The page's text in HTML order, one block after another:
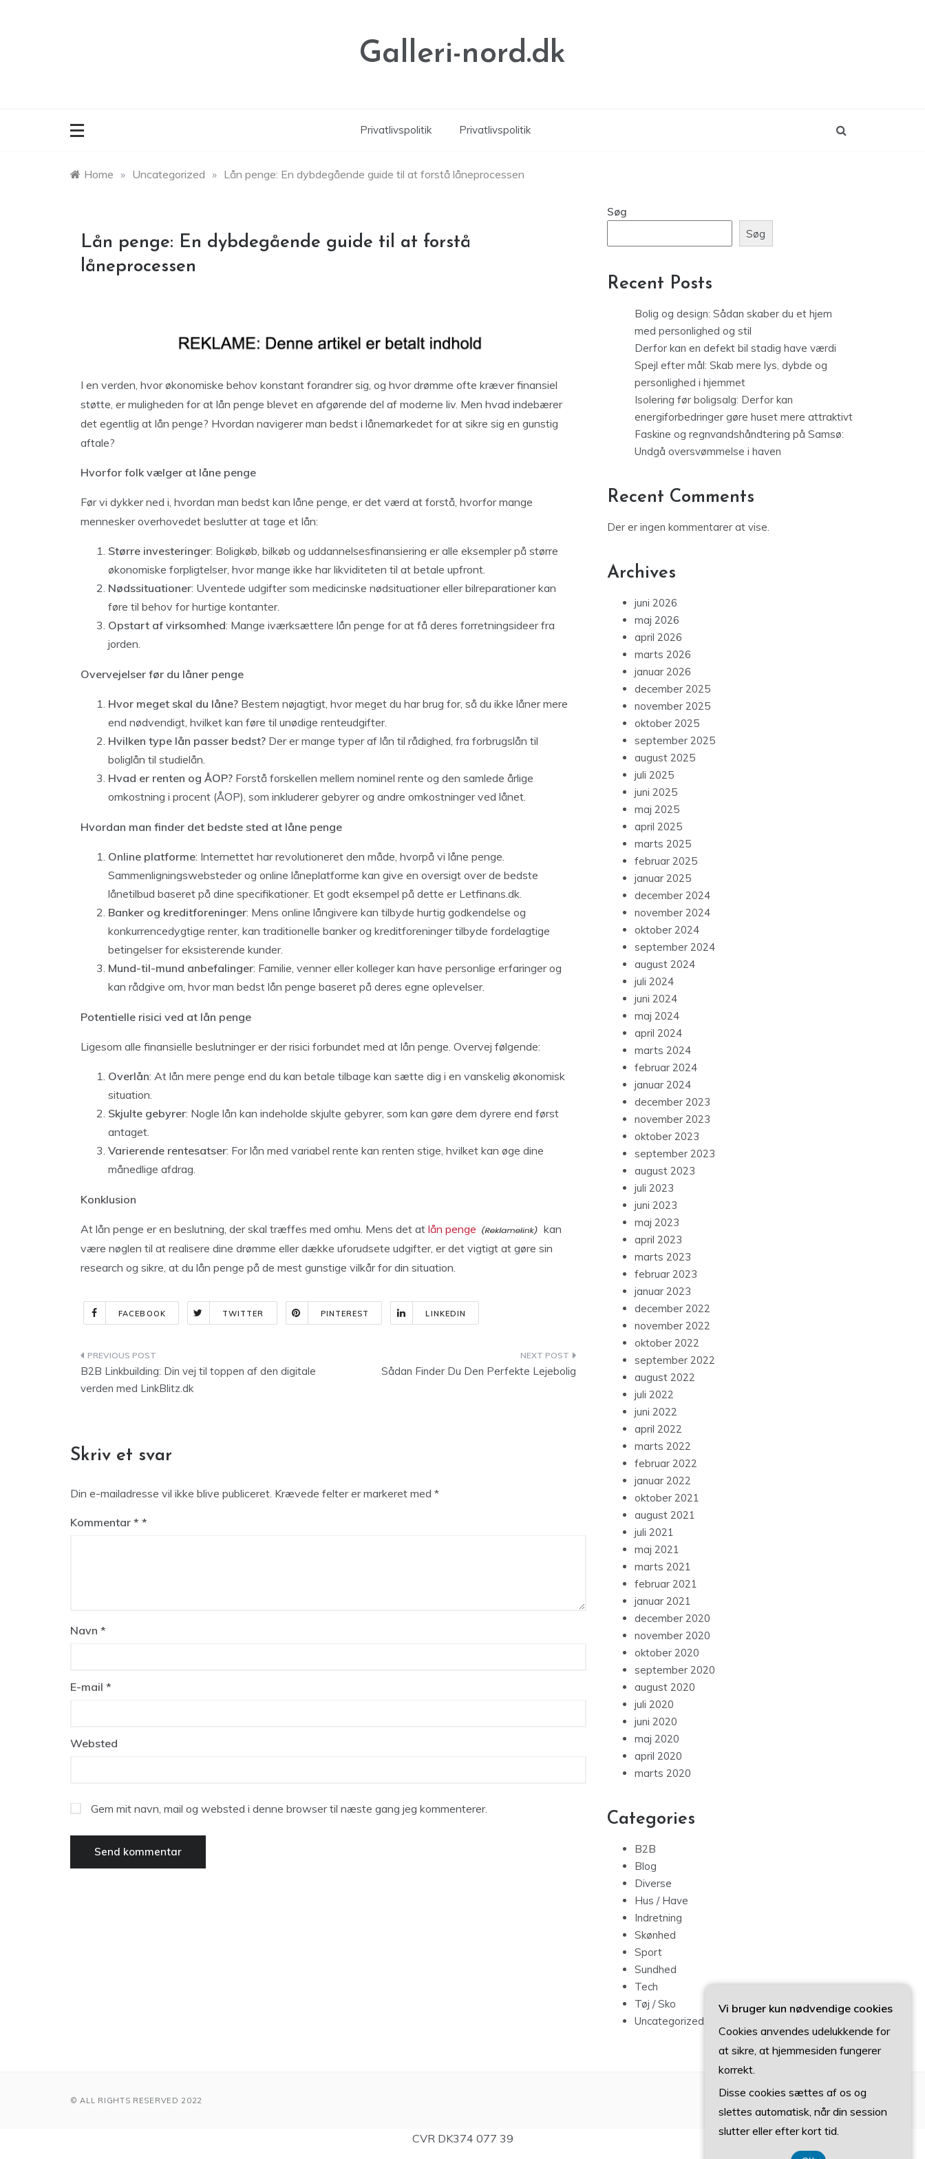
Galleri-nord.dk
Privatlivspolitik Privatlivspolitik
Home » Uncategorized » Lån penge: En dybdegående guide til at forstå låneprocessen
Lån penge: En dybdegående guide til at forstå
låneprocessen
I en verden, hvor økonomiske behov konstant forandrer sig, og hvor drømme ofte kræver finansiel
støtte, er muligheden for at lån penge blevet en afgørende del af moderne liv. Men hvad indebærer
det egentlig at lån penge? Hvordan navigerer man bedst i lånemarkedet for at sikre sig en gunstig
aftale?
Hvorfor folk vælger at låne penge
Før vi dykker ned i, hvordan man bedst kan låne penge, er det værd at forstå, hvorfor mange
mennesker overhovedet beslutter at tage et lån:
Større investeringer: Boligkøb, bilkøb og uddannelsesfinansiering er alle eksempler på større
økonomiske forpligtelser, hvor mange ikke har likviditeten til at betale upfront.
Nødssituationer: Uventede udgifter som medicinske nødsituationer eller bilreparationer kan
føre til behov for hurtige kontanter.
Opstart af virksomhed: Mange iværksættere lån penge for at få deres forretningsideer fra
jorden.
Overvejelser før du låner penge
Hvor meget skal du låne? Bestem nøjagtigt, hvor meget du har brug for, så du ikke låner mere
end nødvendigt, hvilket kan føre til unødige renteudgifter.
Hvilken type lån passer bedst? Der er mange typer af lån til rådighed, fra forbrugslån til
boliglån til studielån.
Hvad er renten og ÅOP? Forstå forskellen mellem nominel rente og den samlede årlige
omkostning i procent (ÅOP), som inkluderer gebyrer og andre omkostninger ved lånet.
Hvordan man finder det bedste sted at låne penge
Online platforme: Internettet har revolutioneret den måde, hvorpå vi låne penge.
Sammenligningswebsteder og online låneplatforme kan give en oversigt over de bedste
lånetilbud baseret på dine specifikationer. Et godt eksempel på dette er Letfinans.dk.
Banker og kreditforeninger: Mens online långivere kan tilbyde hurtig godkendelse og
konkurrencedygtige renter, kan traditionelle banker og kreditforeninger tilbyde fordelagtige
betingelser for eksisterende kunder.
Mund-til-mund anbefalinger: Familie, venner eller kolleger kan have personlige erfaringer og
kan rådgive om, hvor man bedst lån penge baseret på deres egne oplevelser.
Potentielle risici ved at lån penge
Ligesom alle finansielle beslutninger er der risici forbundet med at lån penge. Overvej følgende:
Overlån: At lån mere penge end du kan betale tilbage kan sætte dig i en vanskelig økonomisk
situation.
Skjulte gebyrer: Nogle lån kan indeholde skjulte gebyrer, som kan gøre dem dyrere end først
antaget.
Varierende rentesatser: For lån med variabel rente kan renten stige, hvilket kan øge dine
månedlige afdrag.
Konklusion
At lån penge er en beslutning, der skal træffes med omhu. Mens det at lån penge
kan
være nøglen til at realisere dine drømme eller dække uforudsete udgifter, er det vigtigt at gøre sin
research og sikre, at du lån penge på de mest gunstige vilkår for din situation.
FACEBOOK TWITTER PINTEREST LINKEDIN
Indlægsnavigation
B2B Linkbuilding: Din vej til toppen af den digitale
verden med LinkBlitz.dk
Sådan Finder Du Den Perfekte Lejebolig
Skriv et svar
Din e-mailadresse vil ikke blive publiceret. Krævede felter er markeret med *
Kommentar *
Navn *
E-mail *
Websted
Gem mit navn, mail og websted i denne browser til næste gang jeg kommenterer.
Søg
Søg
Recent Posts
Bolig og design: Sådan skaber du et hjem
med personlighed og stil
Derfor kan en defekt bil stadig have værdi
Spejl efter mål: Skab mere lys, dybde og
personlighed i hjemmet
Isolering før boligsalg: Derfor kan
energiforbedringer gøre huset mere attraktivt
Faskine og regnvandshåndtering på Samsø:
Undgå oversvømmelse i haven
Recent Comments
Der er ingen kommentarer at vise.
Archives
juni 2026
maj 2026
april 2026
marts 2026
januar 2026
december 2025
november 2025
oktober 2025
september 2025
august 2025
juli 2025
juni 2025
maj 2025
april 2025
marts 2025
februar 2025
januar 2025
december 2024
november 2024
oktober 2024
september 2024
august 2024
juli 2024
juni 2024
maj 2024
april 2024
marts 2024
februar 2024
januar 2024
december 2023
november 2023
oktober 2023
september 2023
august 2023
juli 2023
juni 2023
maj 2023
april 2023
marts 2023
februar 2023
januar 2023
december 2022
november 2022
oktober 2022
september 2022
august 2022
juli 2022
juni 2022
april 2022
marts 2022
februar 2022
januar 2022
oktober 2021
august 2021
juli 2021
maj 2021
marts 2021
februar 2021
januar 2021
december 2020
november 2020
oktober 2020
september 2020
august 2020
juli 2020
juni 2020
maj 2020
april 2020
marts 2020
Categories
B2B
Blog
Diverse
Hus / Have
Indretning
Skønhed
Sport
Sundhed
Tech
Tøj / Sko
Uncategorized
© ALL RIGHTS RESERVED 2022
CVR DK374 077 39
Vi bruger kun nødvendige cookies
Cookies anvendes udelukkende for
at sikre, at hjemmesiden fungerer
korrekt.
Disse cookies sættes af os og
slettes automatisk, når din session
slutter eller efter kort tid.